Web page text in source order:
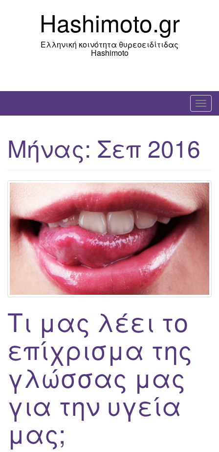
Hashimoto.gr
Ελληνική κοινότητα θυρεοειδίτιδας
Hashimoto
T
o
n
a
v
Μήνας: Σεπ 2016
Τι μας λέει το
επίχρισμα της
γλώσσας μας
για την υγεία
μας;